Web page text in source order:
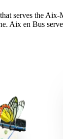
serves the
Aix en Bus